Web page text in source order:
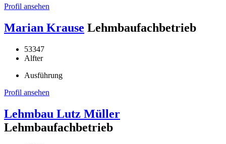
Profil ansehen
Marian Krause Lehmbaufachbetrieb
53347
Alfter
Ausführung
Profil ansehen
Lehmbau Lutz Müller
Lehmbaufachbetrieb